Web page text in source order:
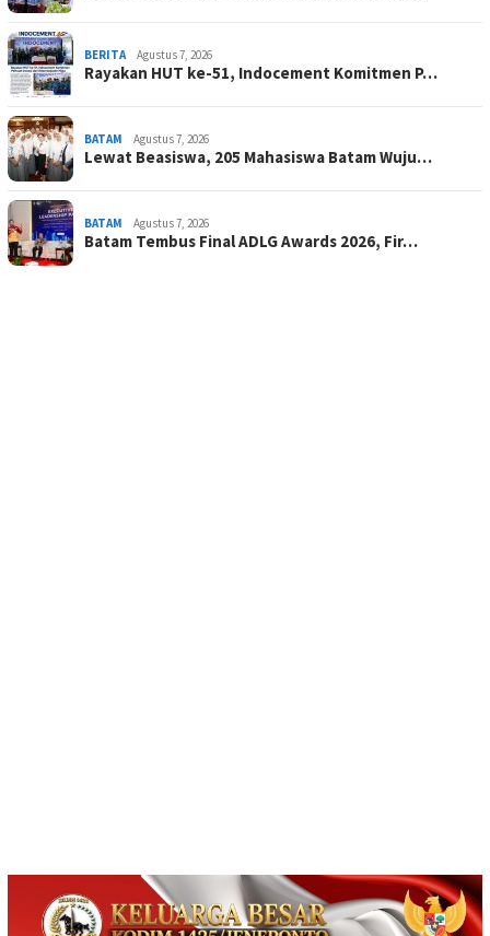
BERITA Agustus 7, 2026
Rayakan HUT ke-51, Indocement Komitmen P…
BATAM Agustus 7, 2026
Lewat Beasiswa, 205 Mahasiswa Batam Wuju…
BATAM Agustus 7, 2026
Batam Tembus Final ADLG Awards 2026, Fir…